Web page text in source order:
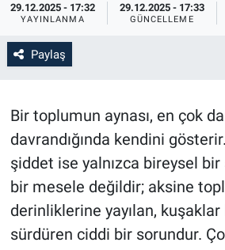
29.12.2025 - 17:32
YAYINLANMA
29.12.2025 - 17:33
GÜNCELLEME
Paylaş
Bir toplumun aynası, en çok
davrandığında kendini
şiddet ise yalnızca bireysel
bir mesele değildir; aksine
derinliklerine yayılan,
sürdüren ciddi bir sorundur.